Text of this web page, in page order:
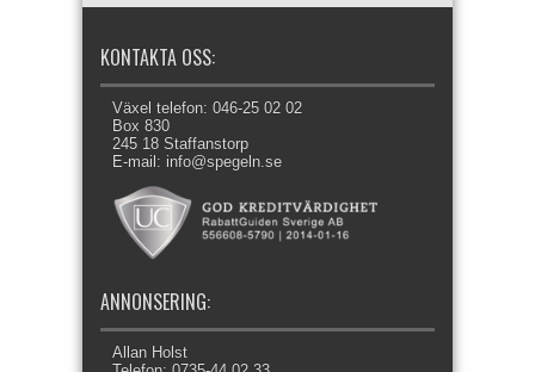
KONTAKTA OSS:
Växel telefon: 046-25 02 02
Box 830
245 18 Staffanstorp
E-mail: info@spegeln.se
ANNONSERING:
Allan Holst